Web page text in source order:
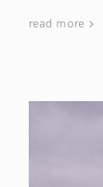
read more